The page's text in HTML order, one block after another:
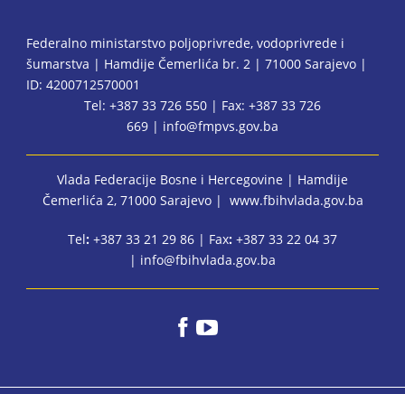
Federalno ministarstvo poljoprivrede, vodoprivrede i
šumarstva | Hamdije Čemerlića br. 2 | 71000 Sarajevo |
ID: 4200712570001
Tel: +387 33 726 550 | Fax: +387 33 726
669 | info@fmpvs.gov.ba
Vlada Federacije Bosne i Hercegovine | Hamdije
Čemerlića 2, 71000 Sarajevo | www.fbihvlada.gov.ba
Tel: +387 33 21 29 86 | Fax: +387 33 22 04 37
| info@fbihvlada.gov.ba